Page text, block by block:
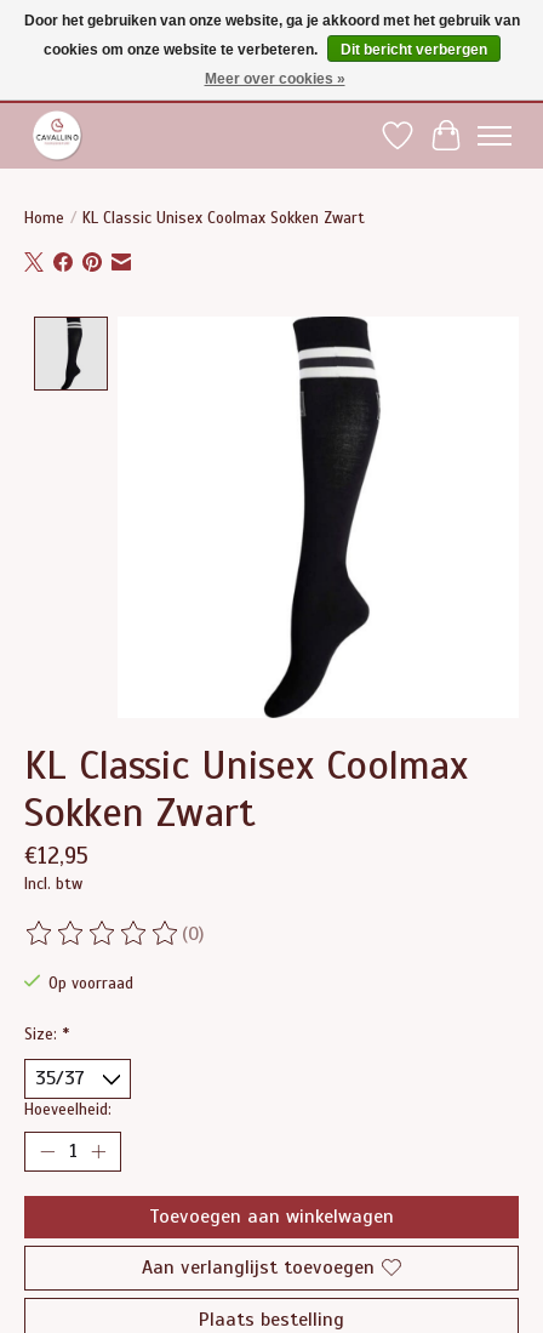
Gratis verzending vanaf €75 binnen BE - vanaf €100 naar EU | Voor 17:00 besteld is
dezelfde dag verzonden | Klantendienst: +32 (0)51 21 27 00 |
Verlanglijst
Home / KL Classic Unisex Coolmax Sokken Zwart
Product image slideshow Items
KL Classic Unisex Coolmax
Sokken Zwart
€12,95
Incl. btw
De beoordeling van dit product is
(0)
Op voorraad
Size: *
Hoeveelheid:
Toevoegen aan winkelwagen
Aan verlanglijst toevoegen
Plaats bestelling
Door het gebruiken van onze website, ga je akkoord met het gebruik van
cookies om onze website te verbeteren.
Dit bericht verbergen
Meer over cookies »